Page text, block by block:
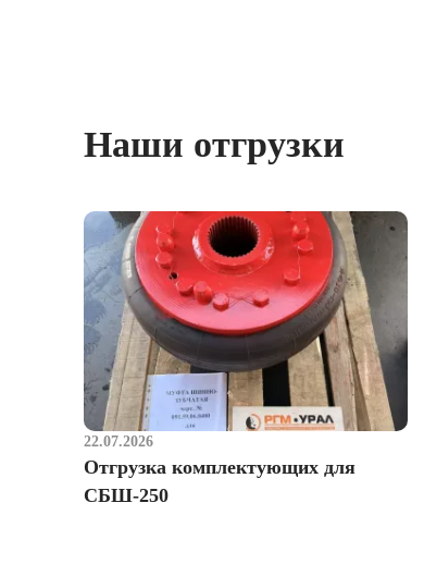
Наши отгрузки
22.07.2026
Отгрузка комплектующих для
СБШ-250